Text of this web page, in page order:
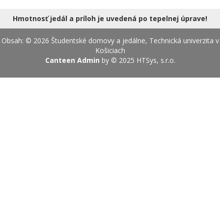
Hmotnosť jedál a príloh je uvedená po tepelnej úprave!
Obsah: © 2026 Študentské domovy a jedálne, Technická univerzita v
Košiciach
Canteen Admin by © 2025 HTSys, s.r.o.